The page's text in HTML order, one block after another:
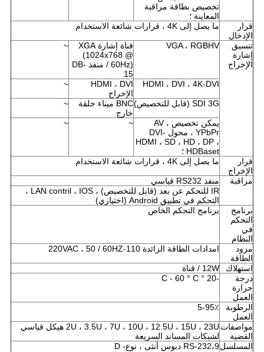
تخصيص بطاقة مراقبة
المعاينة ؛
قرار
الإدخال
ما يصل إلى 4K ، قرارات شائعة الاستخدام
تنسيق
إشارة
الإخراج
VGA ، RGBHV
قناة إشارة XGA
(1024x768 @
60Hz) / منفذ DB-
15
~
HDMI ، DVI ، 4K-DVI
HDMI ، DVI
الإخراج
~
SDI 3G (قابل للتخصيص)
BNC ميناء حلقة
خارج
~
يمكن تخصيص AV ،
YPbPr ، محول DVI-
HDMI ، SD ، HD ، DP ،
HDBaset ؛
~
~
قرار
الإخراج
ما يصل إلى 4K ، قرارات شائعة الاستخدام
مراقبة
منفذ RS232 قياسي
IR للتحكم عن بعد (قابل للتخصيص) ، LAN contril ، IOS ،
التحكم في تطبيق Android (اختياري)
برنامج
التحكم
في
النظام
برنامج التحكم الخاص
مزود
الطاقة
امدادات الطاقة الزائدة 110-220VAC ، 50 / 60HZ
استهلاك
12W / قناة
درجة
حرارة
العمل
-20 ° C - 60 ° C
الرطوبة
العمل
5-95٪
مواصفات
القضية
2U ، 3.5U ، 7U ، 10U ، 12.5U ، 15U ، 23U هيكل قياسي
لشبكات المساند السريعة
المسلسلRS-232،9 دبوس أنثى ، نوع- D